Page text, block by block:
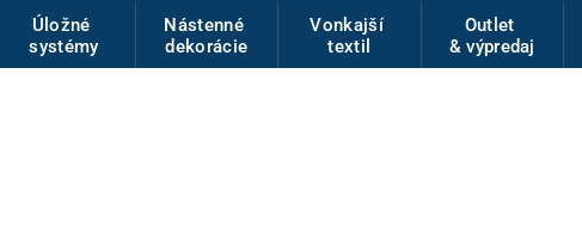
Úložné
systémy
Nástenné
dekorácie
Vonkajší
textil
Outlet
& výpredaj